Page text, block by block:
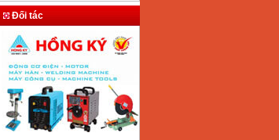
Giá:3290000VND
Máy hàn que Hồng
ký Jet SR200R
Giá:2350000 VND
» Máy nén khí Jetman
» HDSD Máy Hàn Ống Nhựa
HDPE quay tay thủy lực
» Đại lý bán Máy hàn
DONSUN Thượng Hải
» Máy khoan rút lõi cầm tay
chạy điện pin
» Hình thức thanh toán tại
Thiết Bị Plaza
» Máy ổn áp, máy biến áp
Fushin
Đối tác